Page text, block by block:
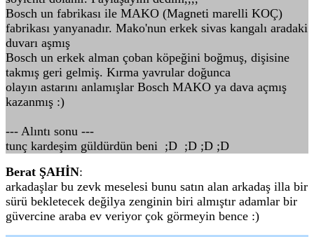
Bosch un fabrikası ile MAKO (Magneti marelli KOÇ)
fabrikası yanyanadır. Mako'nun erkek sivas kangalı aradaki
duvarı aşmış
Bosch un erkek alman çoban köpeğini boğmuş, dişisine
takmış geri gelmiş. Kırma yavrular doğunca
olayın astarını anlamışlar Bosch MAKO ya dava açmış
kazanmış :)
--- Alıntı sonu ---
tunç kardeşim güldürdün beni ;D ;D ;D ;D
Berat ŞAHİN:
arkadaşlar bu zevk meselesi bunu satın alan arkadaş illa bir
sürü bekletecek değilya zenginin biri almıştır adamlar bir
güvercine araba ev veriyor çok görmeyin bence :)